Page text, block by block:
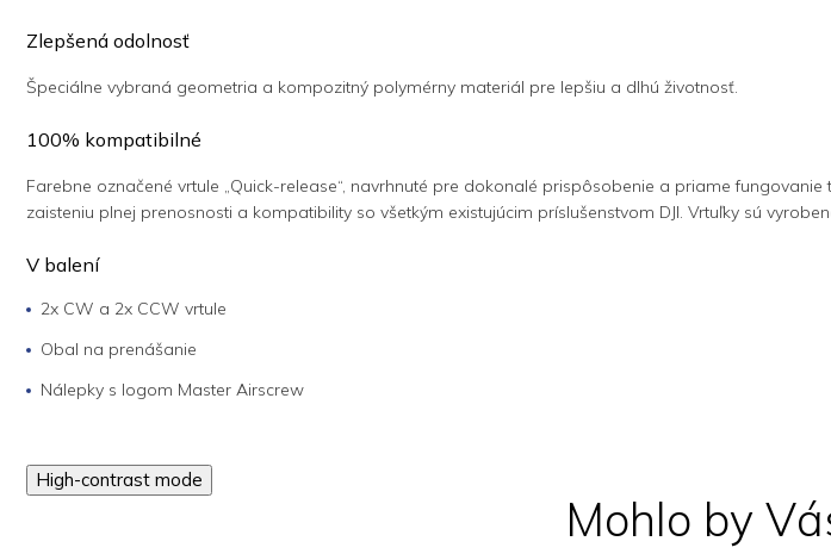
Zlepšená odolnosť
Špeciálne vybraná geometria a kompozitný polymérny materiál pre lepšiu a dlhú životnosť.
100% kompatibilné
Farebne označené vrtule „Quick-release“, navrhnuté pre dokonalé prispôsobenie a priame
zaisteniu plnej prenosnosti a kompatibility so všetkým existujúcim príslušenstvom DJI. Vrtuľky sú
V balení
2x CW a 2x CCW vrtule
Obal na prenášanie
Nálepky s logom Master Airscrew
High-contrast mode
Mohlo by